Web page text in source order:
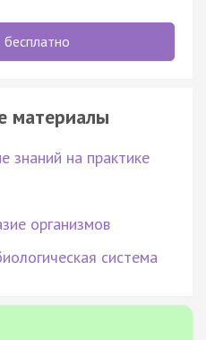
материалы
знаний на практике
организмов
система